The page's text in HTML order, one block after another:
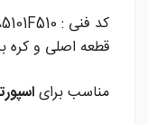
کد فنی : 585101F510
قطعه اصلی و کره
مناسب برای